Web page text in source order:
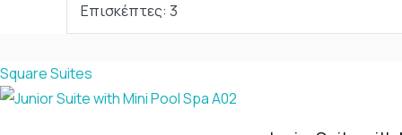
Επισκέπτες: 3
Square Suites